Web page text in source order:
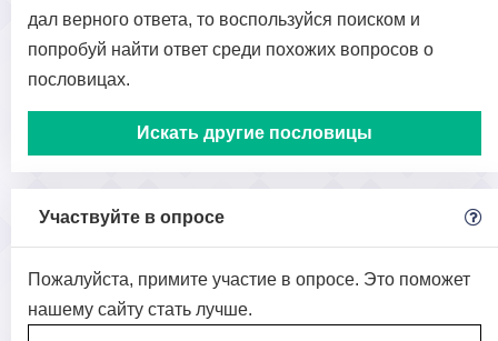
дал верного ответа, то воспользуйся поиском и
попробуй найти ответ среди похожих вопросов о
пословицах.
Искать другие пословицы
Участвуйте в опросе
Пожалуйста, примите участие в опросе. Это поможет
нашему сайту стать лучше.